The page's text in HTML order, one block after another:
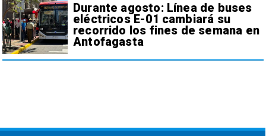
Durante agosto: Línea de buses
eléctricos E-01 cambiará su
recorrido los fines de semana en
Antofagasta